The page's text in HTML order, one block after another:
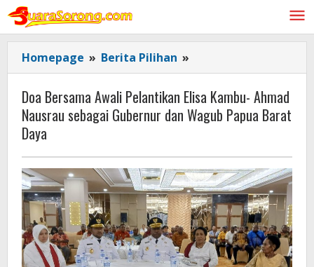
Lewati
konten
Homepage » Berita Pilihan »
Bersama
Awali
Pelantikan
Elisa
Ahmad
Nausrau
sebagai
Gubernur
dan
Wagub
Papua
Doa Bersama Awali Pelantikan Elisa Kambu- Ahmad
Nausrau sebagai Gubernur dan Wagub Papua Barat
Daya